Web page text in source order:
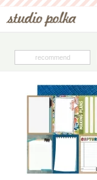
recommend